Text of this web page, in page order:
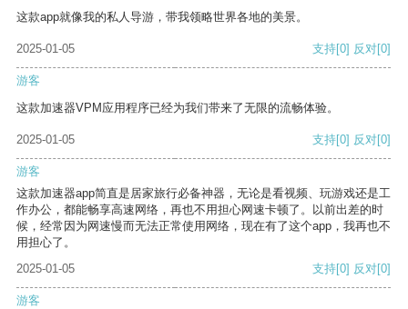
这款app就像我的私人导游，带我领略世界各地的美景。
2025-01-05 支持[0] 反对[0]
游客
这款加速器VPM应用程序已经为我们带来了无限的流畅体验。
2025-01-05 支持[0] 反对[0]
游客
这款加速器app简直是居家旅行必备神器，无论是看视频、玩游戏还是工
作办公，都能畅享高速网络，再也不用担心网速卡顿了。以前出差的时
候，经常因为网速慢而无法正常使用网络，现在有了这个app，我再也不
用担心了。
2025-01-05
支持[0] 反对[0]
游客